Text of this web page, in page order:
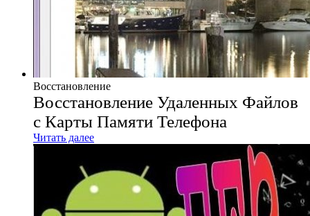
Восстановление
Восстановление Удаленных Файлов
с Карты Памяти Телефона
Читать далее